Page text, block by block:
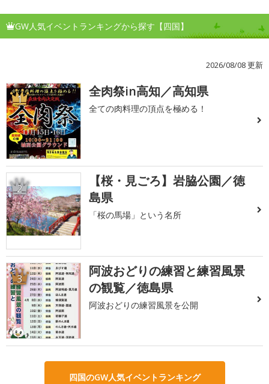
GW人気イベントランキングから探す【四国】
2026/08/08 更新
1 全肉祭in高知／高知県
全ての肉料理の頂点を極める！
2
【桜・見ごろ】岩脇公園／徳
島県
「桜の馬場」という名所
3
阿波おどりの練習と練習風景
の観覧／徳島県
阿波おどりの練習風景を公開
四国のGW人気イベントランキング